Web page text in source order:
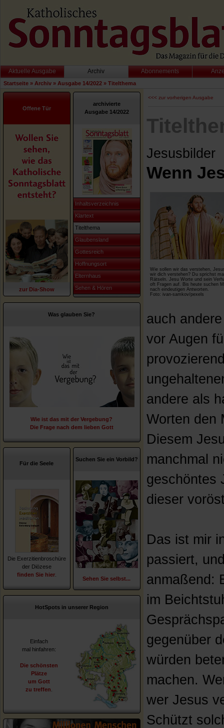
Aktuelle Ausgabe Archiv Abonnements
Startseite » Archiv » Ausgabe 14/2022 » Titelthema
Offene Tür
zur Dia-Show
archivierte
Ausgabe 14/2022
Inhaltsverzeichnis
Klartext
Titelthema
Glaubensland
Gottesreich
Hoffnungsort
Elternhaus
Sehen & Hören
Was glauben Sie?
Wie ist das mit der Vergebung?
Die Frage nach dem lieben Gott
Für die Seele
Die Exerzitienbroschüre
der Diözese
finden Sie hier
Suchen Sie ein Vorbild?
Sehen Sie selbst...
HotSpots in unserer Region
Einfach
mal hinfahren:
Die schönsten
Plätze
um Gott
zu treffen
<<< zur vorherigen Ausgabe
Jesusbilder
Wenn
Wie sollen wir das verstehen,
wir dich verstehen? Du sprichst
Rätseln. Jesu Worte und sein
oft Fragen auf. Bis heute suchen
nach eindeutigen Antworten.
Foto: ivan-samkov/pexels
auch
vor Augen
andere als
Worten den
Diesem
manchmal
geschöntes
dieser
Das ist mir
passiert,
anmaßend:
im
gegenüber
würden
machen.
wer Jesus
Schützt